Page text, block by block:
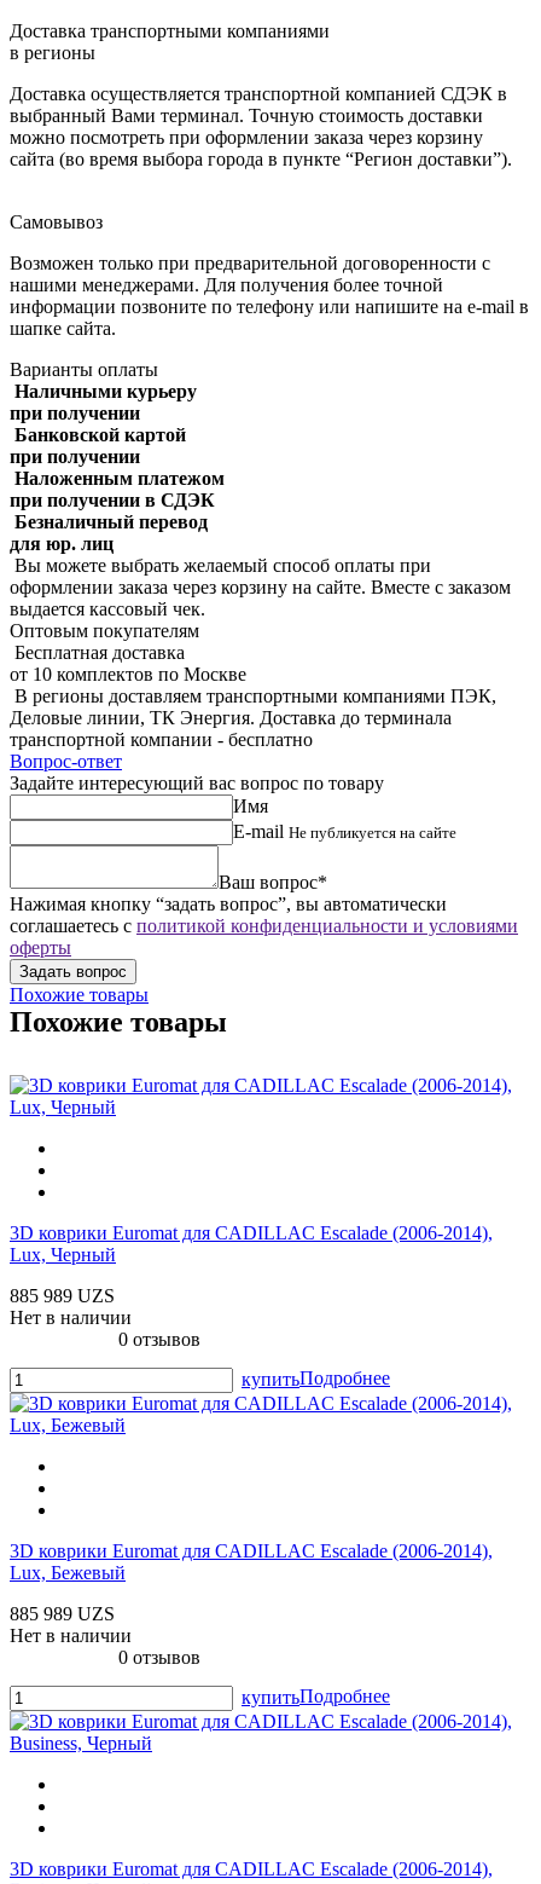
Доставка транспортными компаниями
в регионы
Доставка осуществляется транспортной компанией СДЭК в
выбранный Вами терминал. Точную стоимость доставки
можно посмотреть при оформлении заказа через корзину
сайта (во время выбора города в пункте “Регион доставки”).
Самовывоз
Возможен только при предварительной договоренности с
нашими менеджерами. Для получения более точной
информации позвоните по телефону или напишите на e-mail в
шапке сайта.
Варианты оплаты
Наличными курьеру
при получении
Банковской картой
при получении
Наложенным платежом
при получении в СДЭК
Безналичный перевод
для юр. лиц
Вы можете выбрать желаемый способ оплаты при
оформлении заказа через корзину на сайте. Вместе с заказом
выдается кассовый чек.
Оптовым покупателям
Бесплатная доставка
от 10 комплектов по Москве
В регионы доставляем транспортными компаниями ПЭК,
Деловые линии, ТК Энергия. Доставка до терминала
транспортной компании - бесплатно
Вопрос-ответ
Задайте интересующий вас вопрос по товару
Имя
E-mail Не публикуется на сайте
Ваш вопрос*
Нажимая кнопку “задать вопрос”, вы автоматически
соглашаетесь с политикой конфиденциальности и условиями
оферты
Похожие товары
Похожие товары
3D коврики Euromat для CADILLAC Escalade (2006-2014),
Lux, Черный
885 989 UZS
Нет в наличии
0 отзывов
купитьПодробнее
3D коврики Euromat для CADILLAC Escalade (2006-2014),
Lux, Бежевый
885 989 UZS
Нет в наличии
0 отзывов
купитьПодробнее
3D коврики Euromat для CADILLAC Escalade (2006-2014),